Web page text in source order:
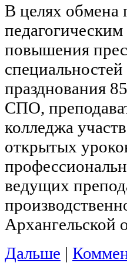
В целях обмена
повышения
празднования
СПО,
колледжа
открытых
ведущих
Архангельской
Дальше |